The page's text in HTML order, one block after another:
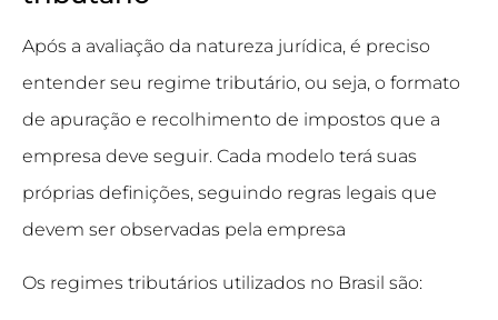
Após a avaliação da natureza jurídica, é preciso
entender seu regime tributário, ou seja, o formato
de apuração e recolhimento de impostos que a
empresa deve seguir. Cada modelo terá suas
próprias definições, seguindo regras legais que
devem ser observadas pela empresa
Os regimes tributários utilizados no Brasil são: